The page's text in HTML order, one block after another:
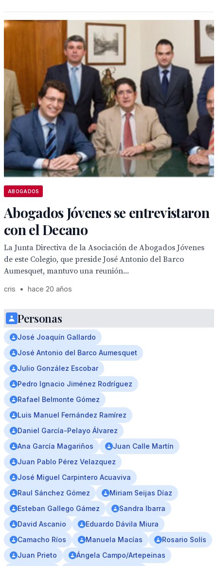
ABOGADOS
Abogados Jóvenes se entrevistaron
con el Decano
La Junta Directiva de la Asociación de Abogados Jóvenes
de este Colegio, que preside José Antonio del Barco
Aumesquet, mantuvo una reunión...
cris • hace 20 años
Personas
José Joaquín Gallardo
José Antonio del Barco Aumesquet
Julio González Escobar
Pedro Ignacio Jiménez Rodríguez
Rafael Belmonte Gómez
Luis Manuel Fernández Ramírez
Daniel García-Pelayo Álvarez
Ana García Magariños
Juan Calle Martín
Juan Pablo Pérez Velazquez
José Miguel Carpintero Acuaviva
Raul Sánchez Gómez
Miriam Seijas Díaz
Esteban Gallego Gámez
Sandra Ibarra
David Ascanio
Eduardo Dávila Miura
Camacho Ríos
Manuela Macías
Rosario Solís
Juan Prieto
Ángela Campo/Artepeinas